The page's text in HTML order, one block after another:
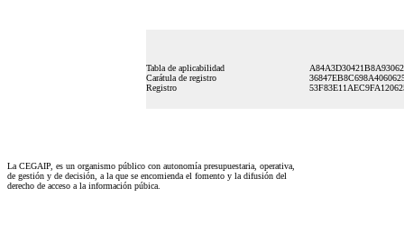
Tabla de aplicabilidad
Carátula de registro
Registro
La CEGAIP, es un organismo público con autonomía presupuestaria, operativa,
de gestión y de decisión, a la que se encomienda el fomento y la difusión del
derecho de acceso a la información púbica.